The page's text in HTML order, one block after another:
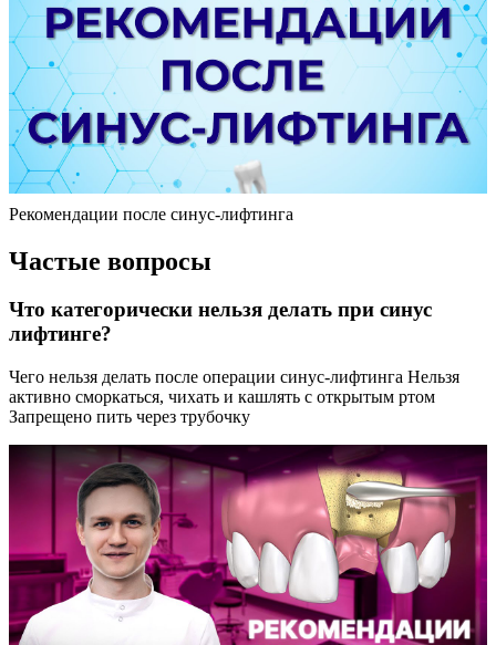
Рекомендации после синус-лифтинга
Частые вопросы
Что категорически нельзя делать при синус
лифтинге?
Чего нельзя делать после операции синус-лифтинга Нельзя
активно сморкаться, чихать и кашлять с открытым ртом
Запрещено пить через трубочку